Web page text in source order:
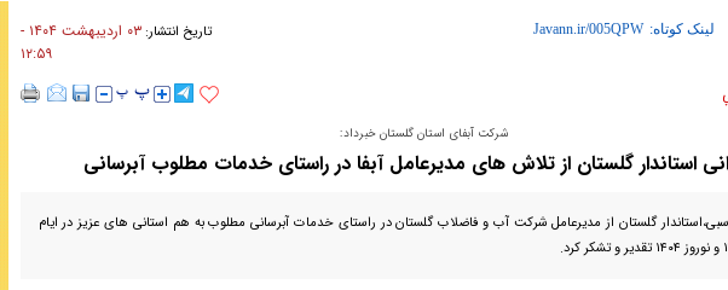
لینک کوتاه: تاریخ انتشار:
۰۳ ارديبهشت ۱۴۰۴ -
۱۲:۵۹
شرکت آبفای استان گلستان خبرداد:
استاندار گلستان از تلاش های مدیرعامل آبفا در راستای خدمات مطلوب آبرسانی
گلستان از مدیرعامل شرکت آب و فاضلاب گلستان در راستای خدمات آبرسانی مطلوب به هم استانی های عزیز در ایام